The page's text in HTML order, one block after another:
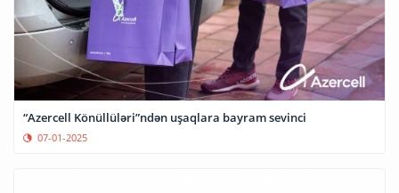
“Azercell Könüllüləri”ndən uşaqlara bayram sevinci
07-01-2025